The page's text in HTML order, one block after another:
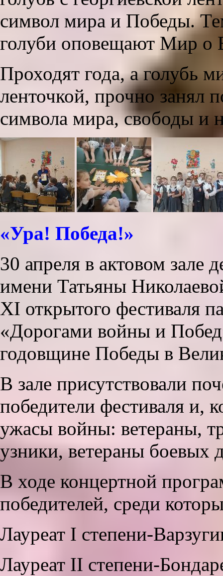
символ мира и Победы.
голуби оповещают Мир о
Проходят года, а голубь
ленточкой, прочно занял
символа мира, свободы и
«Ура! Победа!»
30 апреля в актовом зале
имени Татьяны
XI открытого фестиваля
«Дорогами войны и
годовщине Победы в
В зале присутствовали
победители фестиваля и,
ужасы войны: ветераны,
узники, ветераны боевых
В ходе концертной
победителей, среди
Лауреат I степени-
Лауреат II степени-